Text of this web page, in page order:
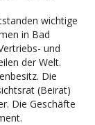
wichtige
in Bad
und
der Welt.
Die
(Beirat)
Die Geschäfte